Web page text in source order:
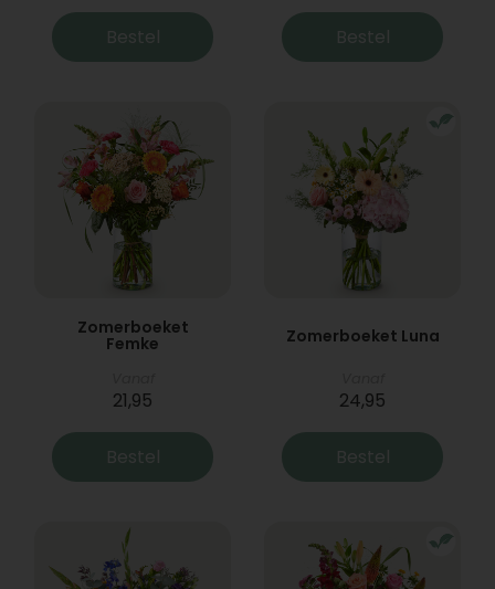
Bestel Bestel
Zomerboeket
Femke
21,95
Bestel
Zomerboeket Luna
24,95
Bestel